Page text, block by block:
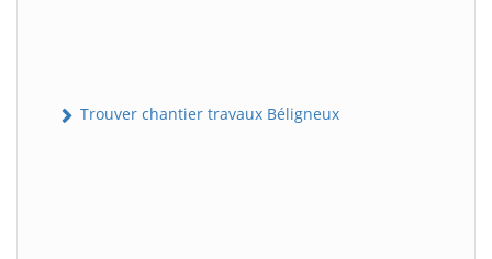
Trouver chantier travaux Béligneux